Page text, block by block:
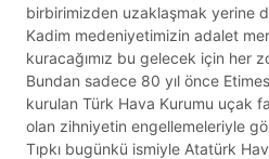
birbirimizden uzaklaşmak yerine
Kadim medeniyetimizin adalet
kuracağımız bu gelecek için her
Bundan sadece 80 yıl önce
kurulan Türk Hava Kurumu uçak
olan zihniyetin engellemeleriyle
Tıpkı bugünkü ismiyle Atatürk